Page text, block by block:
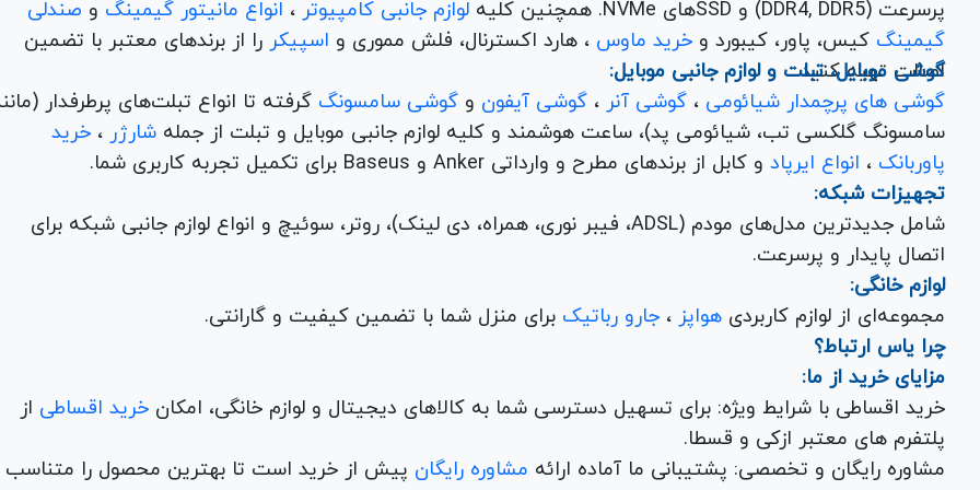
پرسرعت (DDR4, DDR5) و SSDهای NVMe. همچنین کلیه لوازم جانبی کامپیوتر ، انواع مانیتور گیمینگ
صندلی
گیمینگ کیس، پاور، کیبورد و خرید ماوس ، هارد اکسترنال، فلش مموری و اسپیکر را از برندهای معتبر با تضمین
اصالت تهیه کنید.
گوشی موبایل، تبلت و لوازم جانبی موبایل:
گوشی های پرچمدار شیائومی ، گوشی آنر ، گوشی آیفون گوشی سامسونگ گرفته تا انواع تبلت‌های پرطرفدار
سامسونگ گلکسی تب، شیائومی پد)، ساعت هوشمند و کلیه لوازم جانبی موبایل و تبلت از جملهشارژر ، خرید
پاوربانک ، انواع ایرپاد
تجهیزات شبکه:
شامل جدیدترین مدل‌های مودم (ADSL، فیبر نوری، همراه، دی لینک)، روتر، سوئیچ و انواع لوازم جانبی شبکه برای
اتصال پایدار و پرسرعت.
لوازم خانگی:
مجموعه‌ای از لوازم کاربردیهواپز ، جارو رباتیک برای منزل شما با تضمین کیفیت و گارانتی.
چرا یاس ارتباط؟
مزایای خرید از ما:
خرید اقساطی با شرایط ویژه: برای تسهیل دسترسی شما به کالاهای دیجیتال و لوازم خانگی، امکانخرید اقساطی از
پلتفرم های معتبر ازکی و قسطا.
مشاوره رایگان و تخصصی: پشتیبانی ما آماده ارائه مشاوره رایگان پیش از خرید است تا بهترین محصول را متناسب